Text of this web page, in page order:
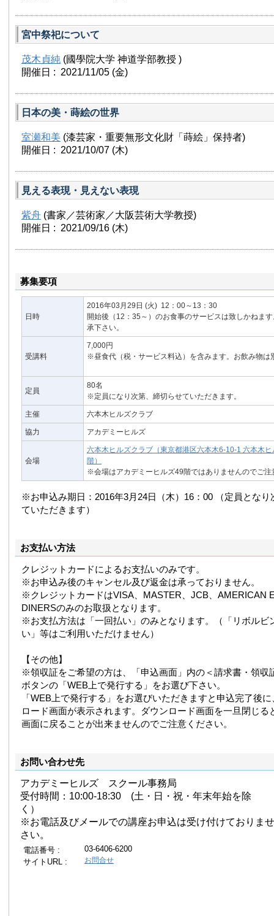
宮中祭祀について
茂木貞純 (國學院大学 神道学部教授 )
開催日 : 2021/11/05 (金)
日本の美・蒔絵の世界
室瀬和美 (漆芸家・重要無形文化財「蒔絵」保持者)
開催日 : 2021/10/07 (木)
見える表現・見えない表現
紫舟 (書家／芸術家／大阪芸術大学教授)
開催日 : 2021/09/16 (木)
募集要項
日時
2016年03月29日 (火) 12：00～13：30
開始後（12：35～）のお食事のサービスは致しかねま
承下さい。
受講料
7,000円
※昼食代（税・サービス料込）を含みます。お飲み物は
定員
80名
※定員になり次第、締切らせていただきます。
主催 六本木ヒルズクラブ
協力 アカデミーヒルズ
会場
六本木ヒルズクラブ（東京都港区六本木6-10-1 六本木
階）
※会場はアカデミーヒルズ49階ではありませんのでご注
※お申込み期日：2016年3月24日（木）16：00 （定員となり
ていただきます）
お支払い方法
クレジットカードによるお支払いのみです。
※お申込み後のキャンセル及び返金は承っておりません。
※クレジットカードはVISA、MASTER、JCB、AMERICAN
DINERSのみのお取扱となります。
※お支払方法は「一回払い」のみとなります。（「リボルビ
い」等はご利用いただけません）
【その他】
※領収証をご希望の方は、「申込画面」内の＜請求書・領収
ボタンの「WEB上で発行する」をお選び下さい。
「WEB上で発行する」をお選びいただきますと申込完了後
ロード画面が表示されます。ダウンロード画面を一旦閉じる
画面に戻ることが出来ませんのでご注意ください。
お問い合わせ先
アカデミーヒルズ スクール事務局
受付時間：10:00-18:30 (土・日・祝・年末年始を除
く）
※お電話及びメールでの講座お申込は受け付けておりま
さい。
電話番号 :
03-6406-6200
サイトURL :
お問合せ